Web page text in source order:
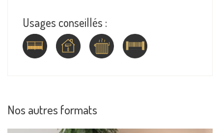
Usages conseillés :
Nos autres formats